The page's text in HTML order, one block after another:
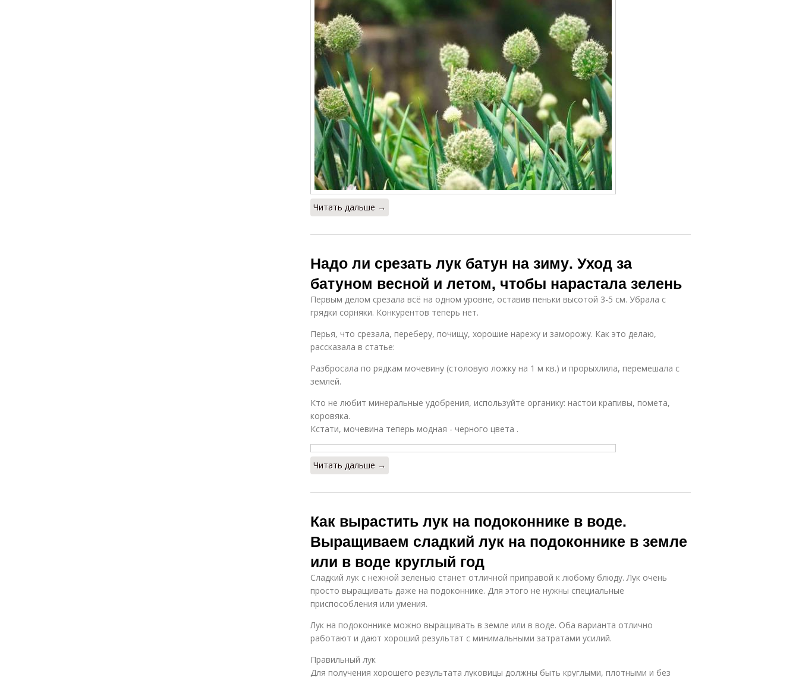
Читать дальше →
Надо ли срезать лук батун на зиму. Уход за
батуном весной и летом, чтобы нарастала зелень
Первым делом срезала всё на одном уровне, оставив пеньки высотой 3-5 см. Убрала с
грядки сорняки. Конкурентов теперь нет.
Перья, что срезала, переберу, почищу, хорошие нарежу и заморожу. Как это делаю,
рассказала в статье:
Разбросала по рядкам мочевину (столовую ложку на 1 м кв.) и прорыхлила, перемешала с
землей.
Кто не любит минеральные удобрения, используйте органику: настои крапивы, помета,
коровяка.
Кстати, мочевина теперь модная - черного цвета .
Читать дальше →
Как вырастить лук на подоконнике в воде.
Выращиваем сладкий лук на подоконнике в земле
или в воде круглый год
Сладкий лук с нежной зеленью станет отличной приправой к любому блюду. Лук очень
просто выращивать даже на подоконнике. Для этого не нужны специальные
приспособления или умения.
Лук на подоконнике можно выращивать в земле или в воде. Оба варианта отлично
работают и дают хороший результат с минимальными затратами усилий.
Правильный лук
Для получения хорошего результата луковицы должны быть круглыми, плотными и без